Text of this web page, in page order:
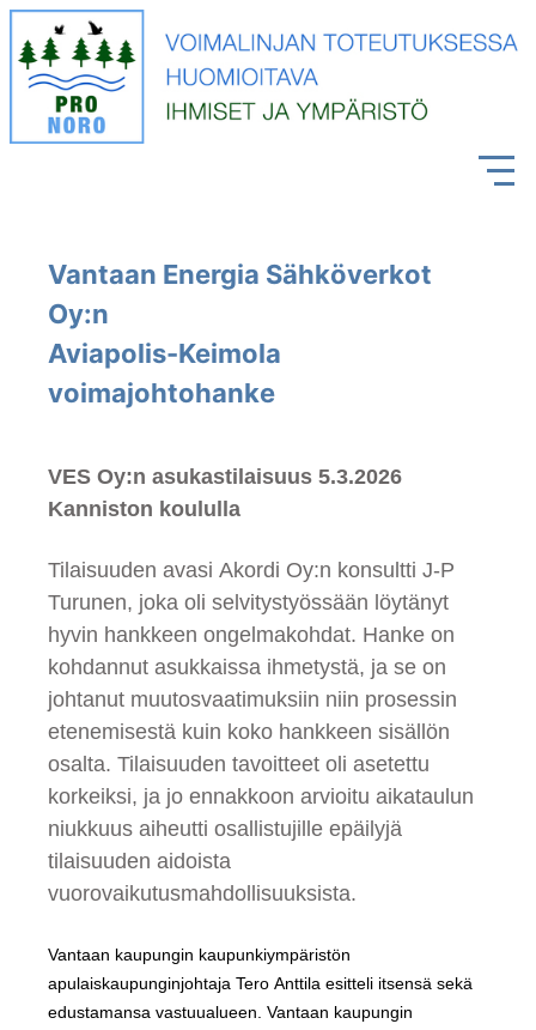
Vantaan Energia Sähköverkot
Oy:n
Aviapolis-Keimola
voimajohtohanke
VES Oy:n asukastilaisuus 5.3.2026
Kanniston koululla
Tilaisuuden avasi Akordi Oy:n konsultti J-P
Turunen, joka oli selvitystyössään löytänyt
hyvin hankkeen ongelmakohdat. Hanke on
kohdannut asukkaissa ihmetystä, ja se on
johtanut muutosvaatimuksiin niin prosessin
etenemisestä kuin koko hankkeen sisällön
osalta. Tilaisuuden tavoitteet oli asetettu
korkeiksi, ja jo ennakkoon arvioitu aikataulun
niukkuus aiheutti osallistujille epäilyjä
tilaisuuden aidoista
vuorovaikutusmahdollisuuksista.
Vantaan kaupungin kaupunkiympäristön
apulaiskaupunginjohtaja Tero Anttila esitteli itsensä sekä
edustamansa vastuualueen. Vantaan kaupungin